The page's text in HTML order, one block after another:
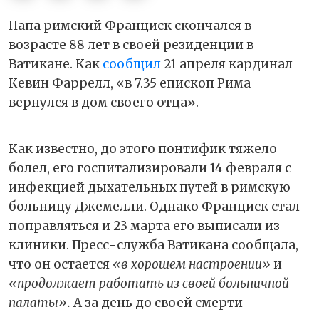
Папа римский Франциск скончался в
возрасте 88 лет в своей резиденции в
Ватикане. Как сообщил 21 апреля кардинал
Кевин Фаррелл, «в 7.35 епископ Рима
вернулся в дом своего отца».
Как известно, до этого понтифик тяжело
болел, его госпитализировали 14 февраля с
инфекцией дыхательных путей в римскую
больницу Джемелли. Однако Франциск стал
поправляться и 23 марта его выписали из
клиники. Пресс-служба Ватикана сообщала,
что он остается «в хорошем настроении» и
«продолжает работать из своей больничной
палаты». А за день до своей смерти